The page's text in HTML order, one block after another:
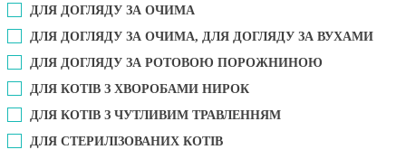
ДЛЯ ДОГЛЯДУ ЗА ОЧИМА
ДЛЯ ДОГЛЯДУ ЗА ОЧИМА, ДЛЯ ДОГЛЯДУ ЗА ВУХАМИ
ДЛЯ ДОГЛЯДУ ЗА РОТОВОЮ ПОРОЖНИНОЮ
ДЛЯ КОТІВ З ХВОРОБАМИ НИРОК
ДЛЯ КОТІВ З ЧУТЛИВИМ ТРАВЛЕННЯМ
ДЛЯ СТЕРИЛІЗОВАНИХ КОТІВ